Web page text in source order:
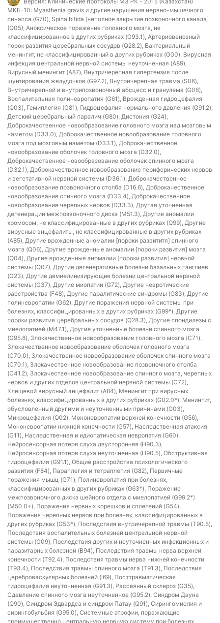
МКБ-10: Myasthenia gravis и другие нарушения нервно-мышечного
синапса (G70), Spina bifida [неполное закрытие позвоночного канала]
(Q05), Аноксическое поражение головного мозга, не
классифицированное в других рубриках (G93.1), Артериовенозный
порок развития церебральных сосудов (Q28.2), Бактериальный
менингит, не классифицированный в других рубриках (G00), Вирусная
инфекция центральной нервной системы неуточненная (A89),
Вирусный менингит (A87), Внутричерепная гипертензия после
шунтирования желудочков (G97.2), Внутричерепная травма (S06),
Внутричерепной и внутрипозвоночный абсцесс и гранулема (G06),
Воспалительная полиневропатия (G61), Врожденная гидроцефалия
(Q03), Гемиплегия (G81), Гидроцефалия нормального давления (G91.2),
Детский церебральный паралич (G80), Дистония (G24),
Доброкачественное новообразование головного мозга над мозговым
наметом (D33.0), Доброкачественное новообразование головного
мозга под мозговым наметом (D33.1), Доброкачественное
новообразование оболочек головного мозга (D32.0),
Доброкачественное новообразование оболочек спинного мозга
(D32.1), Доброкачественное новообразование периферических нервов
и вегетативной нервной системы (D36.1), Доброкачественное
новообразование позвоночного столба (D16.6), Доброкачественное
новообразование спинного мозга (D33.4), Доброкачественное
новообразование черепных нервов (D33.3), Другая уточненная
дегенерации межпозвоночного диска (M51.3), Другие аномалии
хромосом, не классифицированные в других рубриках (Q99), Другие
вирусные энцефалиты, не классифицированные в других рубриках
(A85), Другие врожденные аномалии [пороки развититя] спинного
мозга (Q06), Другие врожденные аномалии [пороки развития] мозга
(Q04), Другие врожденные аномалии [пороки развития] нервной
системы (Q07), Другие дегенеративные болезни базальных ганглиев
(G23), Другие демиелинизирующие болезни центральной нервной
системы (G37), Другие миопатии (G72), Другие невротические
расстройства (F48), Другие паралитические синдромы (G83), Другие
полиневропатии (G62), Другие поражения нервной системы при
болезнях, классифицированных в других рубриках (G99*), Другие
пороки развития церебральных сосудов (Q28.3), Другие спондилезы с
миелопатией (M47.1), Другие уточненные болезни спинного мозга
(G95.8), Злокачественное новообразование головного мозга (C71),
Злокачественное новообразование оболочек головного мозга
(C70.0), Злокачественное новообразование оболочек спинного мозга
(C70.1), Злокачественное новообразование позвоночного столба
(C41.2), Злокачественное новообразование спинного мозга, черепных
нервов и других отделов центральной нервной системы (C72),
Клещевой вирусный энцефалит (A84), Менингит при вирусных
болезнях, классифицированных в других рубриках (G02.0*), Менингит,
обусловленный другими и неуточненными причинами (G03),
Микроцефалия (Q02), Мононевропатии верхней конечности (G56),
Мононевропатии нижней конечности (G57), Наследственная атаксия
(G11), Наследственная и идиопатическая невропатия (G60),
Нейросенсорная потеря слуха двусторонняя (H90.3),
Нейросенсорная потеря слуха неуточненная (H90.5), Обструктивная
гидроцефалия (G91.1), Общие расстройства психологического
развития (F84), Параплегия и тетраплегия (G82), Первичные
поражения мышц (G71), Полиневропатия при болезнях,
классифицированных в других рубриках (G63*), Поражение
межпозвоночного диска шейного отдела с миелопатией (G99.2*)
(M50.0+), Поражения нервных корешков и сплетений (G54),
Поражения черепных нервов при болезнях, классифицированных в
других рубриках (G53*), Последствия внутричерепной травмы (T90.5),
Последствия воспалительных болезней центральной нервной
системы (G09), Последствия других и неуточненных инфекционных и
паразитарных болезней (B94), Последствия травмы нерва верхней
конечности (T92.4), Последствия травмы нерва нижней конечности
(T93.4), Последствия травмы спинного мозга (T91.3), Последствия
цереброваскулярных болезней (I69), Посттравматическая
гидроцефалия неуточненная (G91.3), Рассеянный склероз (G35),
Сдавление спинного мозга неуточненное (G95.2), Синдром Дауна
(Q90), Синдром Эдвардса и синдром Патау (Q91), Сирингомиелия и
сирингобульбия (G95.0), Системные атрофии, поражающие
преимущественно центральную нервную систему при болезнях,